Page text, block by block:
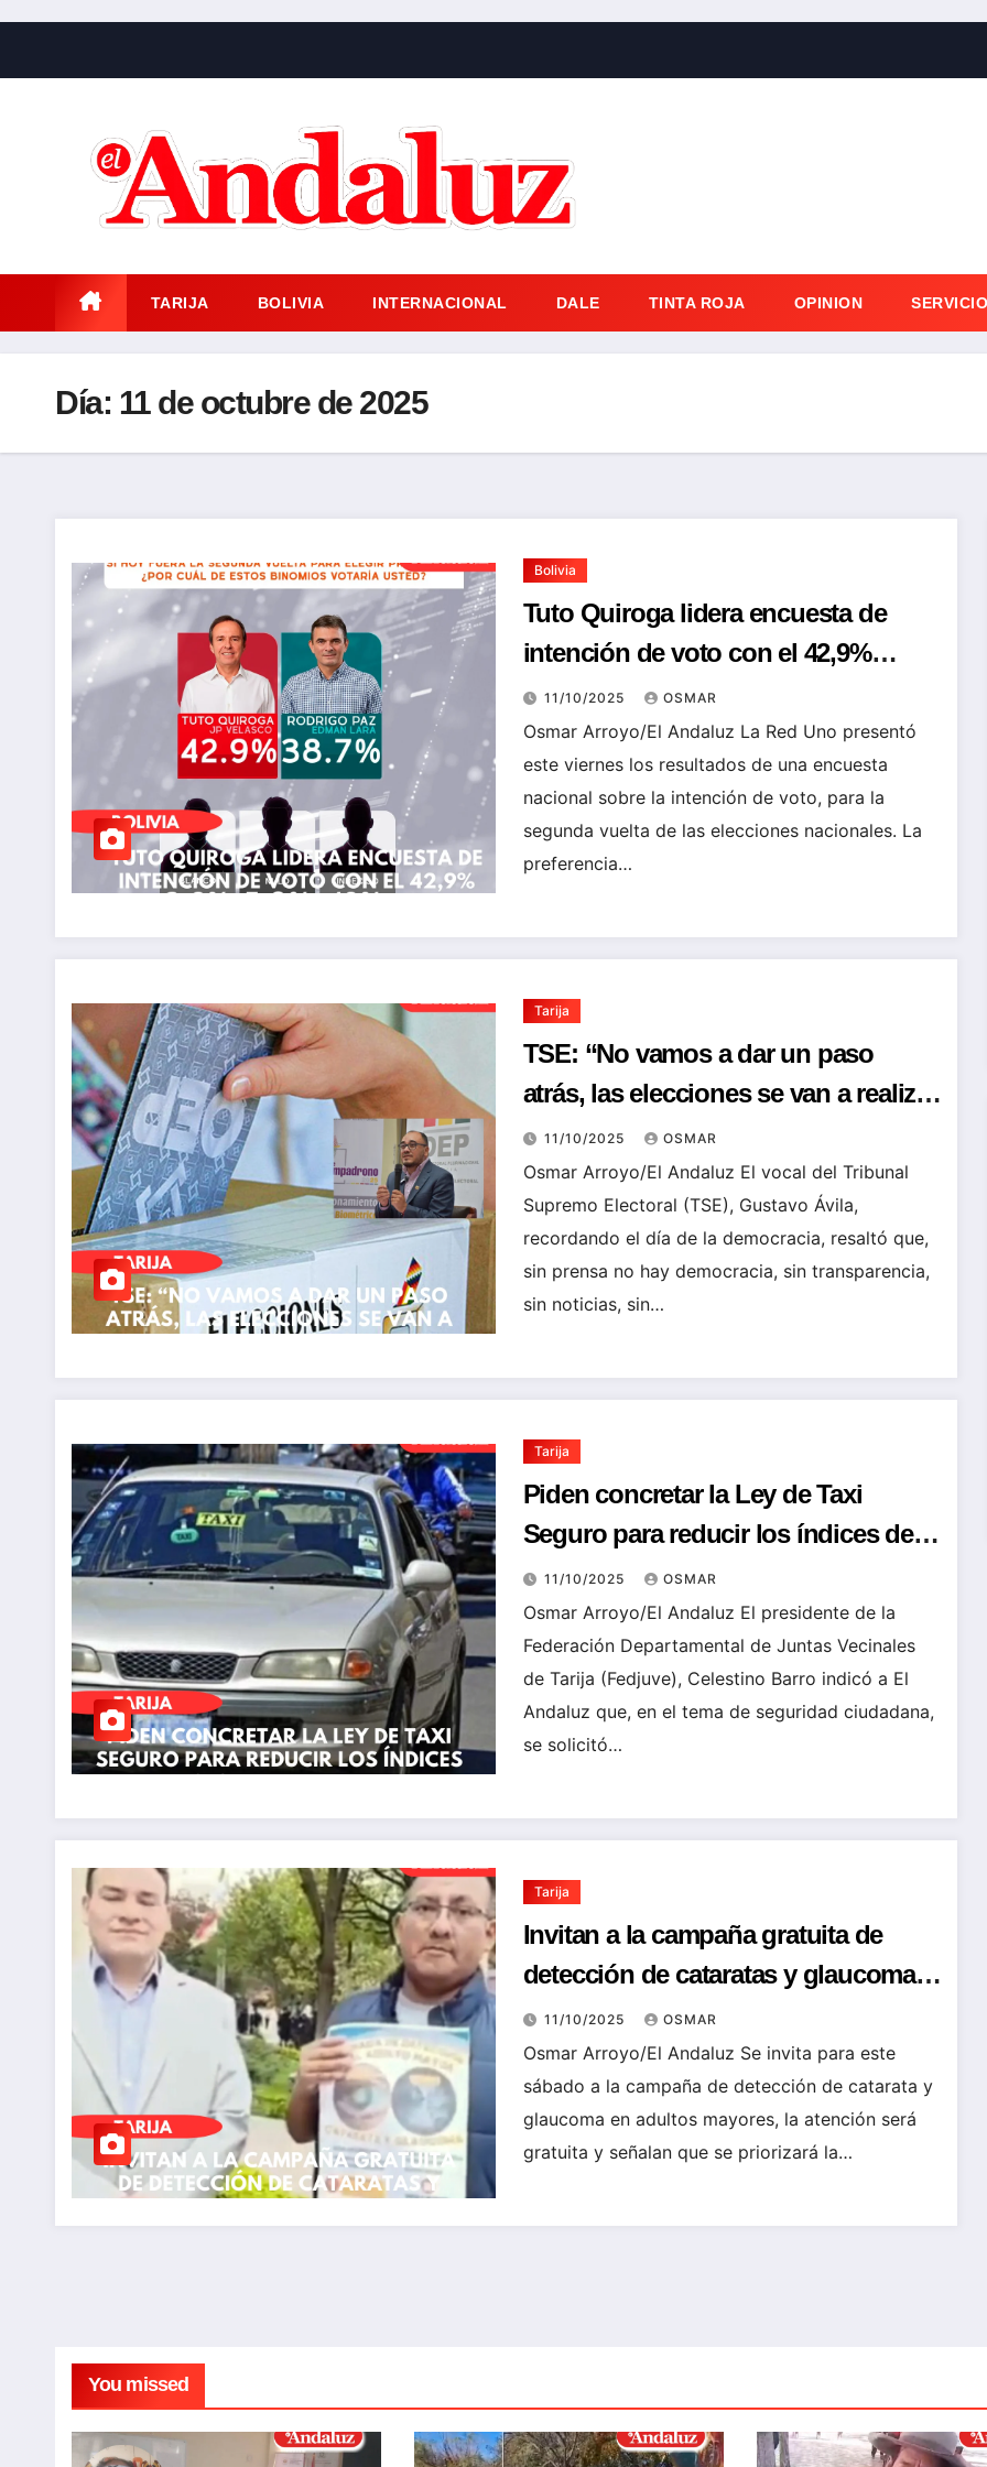
contenido
TARIJA BOLIVIA INTERNACIONAL DALE TINTA ROJA OPINION
Día: 11 de octubre de 2025
Bolivia
Tuto Quiroga lidera encuesta de
intención de voto con el 42,9%
frente al 38% de Rodrigo Paz
11/10/2025 OSMAR
Osmar Arroyo/El Andaluz La Red Uno presentó
este viernes los resultados de una encuesta
nacional sobre la intención de voto, para la
segunda vuelta de las elecciones nacionales. La
preferencia…
Tarija
TSE: “No vamos a dar un paso
atrás, las elecciones se van a realizar
el 19 de octubre»
11/10/2025 OSMAR
Osmar Arroyo/El Andaluz El vocal del Tribunal
Supremo Electoral (TSE), Gustavo Ávila,
recordando el día de la democracia, resaltó que,
sin prensa no hay democracia, sin transparencia,
sin noticias, sin…
Tarija
Piden concretar la Ley de Taxi
Seguro para reducir los índices de
inseguridad en Tarija
11/10/2025 OSMAR
Osmar Arroyo/El Andaluz El presidente de la
Federación Departamental de Juntas Vecinales
de Tarija (Fedjuve), Celestino Barro indicó a El
Andaluz que, en el tema de seguridad ciudadana,
se solicitó…
Tarija
Invitan a la campaña gratuita de
detección de cataratas y glaucoma
en adultos mayores
11/10/2025 OSMAR
Osmar Arroyo/El Andaluz Se invita para este
sábado a la campaña de detección de catarata y
glaucoma en adultos mayores, la atención será
gratuita y señalan que se priorizará la…
You missed